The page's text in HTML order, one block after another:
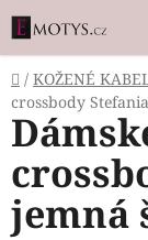
Přejít
na
obsah
Domů
/ KOŽENÉ
crossbody
jemná